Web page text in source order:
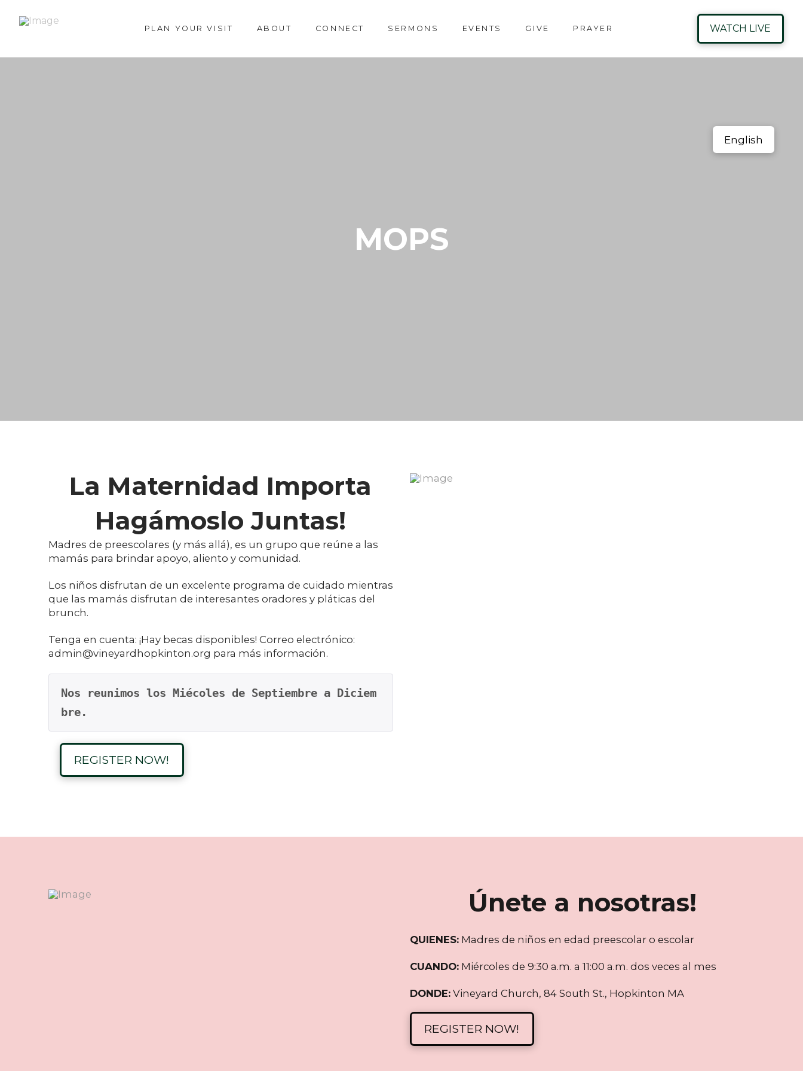
PLAN YOUR VISIT ABOUT CONNECT SERMONS EVENTS GIVE PRAYER WATCH LIVE
English
MOPS
La Maternidad Importa
Hagámoslo Juntas!
Madres de preescolares (y más allá), es un grupo que reúne a las
mamás para brindar apoyo, aliento y comunidad.
Los niños disfrutan de un excelente programa de cuidado mientras
que las mamás disfrutan de interesantes oradores y pláticas del
brunch.
Tenga en cuenta: ¡Hay becas disponibles! Correo electrónico:
admin@vineyardhopkinton.org para más información.
Nos reunimos los Miécoles de Septiembre a Diciem
bre.
REGISTER NOW!
Únete a nosotras!
QUIENES: Madres de niños en edad preescolar o escolar
CUANDO: Miércoles de 9:30 a.m. a 11:00 a.m. dos veces al mes
DONDE: Vineyard Church, 84 South St., Hopkinton MA
REGISTER NOW!